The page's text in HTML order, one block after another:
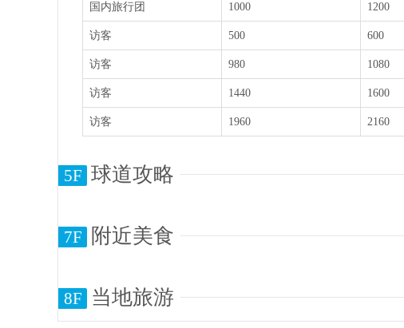
国内旅行团 1000 1200
访客 500 600
访客 980 1080
访客 1440 1600
访客 1960 2160
5F 球道攻略
7F 附近美食
8F 当地旅游